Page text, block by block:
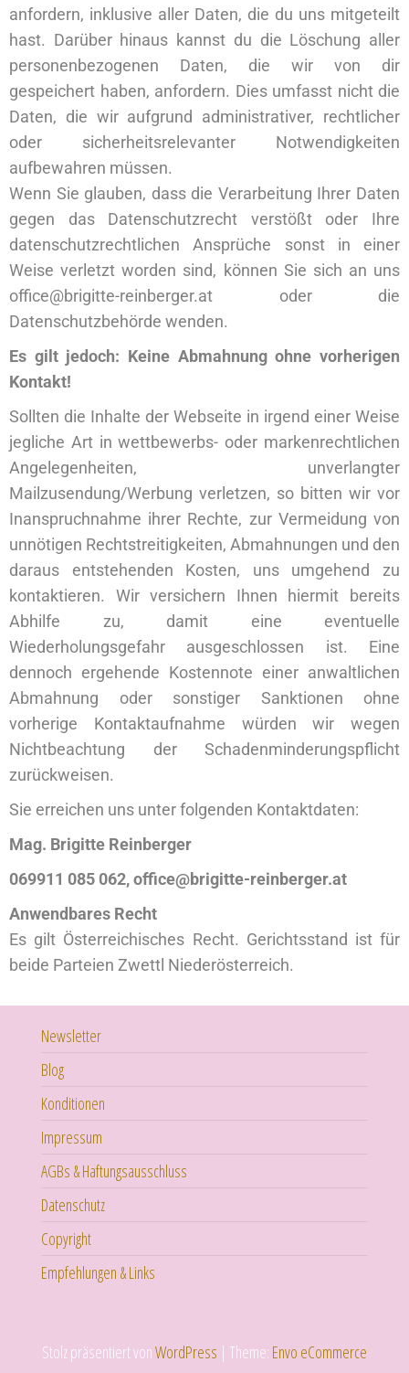
anfordern, inklusive aller Daten, die du uns mitgeteilt
hast. Darüber hinaus kannst du die Löschung aller
personenbezogenen Daten, die wir von dir
gespeichert haben, anfordern. Dies umfasst nicht die
Daten, die wir aufgrund administrativer, rechtlicher
oder sicherheitsrelevanter Notwendigkeiten
aufbewahren müssen.
Wenn Sie glauben, dass die Verarbeitung Ihrer Daten
gegen das Datenschutzrecht verstößt oder Ihre
datenschutzrechtlichen Ansprüche sonst in einer
Weise verletzt worden sind, können Sie sich an uns
office@brigitte-reinberger.at oder die
Datenschutzbehörde wenden.
Es gilt jedoch: Keine Abmahnung ohne vorherigen
Kontakt!
Sollten die Inhalte der Webseite in irgend einer Weise
jegliche Art in wettbewerbs- oder markenrechtlichen
Angelegenheiten, unverlangter
Mailzusendung/Werbung verletzen, so bitten wir vor
Inanspruchnahme ihrer Rechte, zur Vermeidung von
unnötigen Rechtstreitigkeiten, Abmahnungen und den
daraus entstehenden Kosten, uns umgehend zu
kontaktieren. Wir versichern Ihnen hiermit bereits
Abhilfe zu, damit eine eventuelle
Wiederholungsgefahr ausgeschlossen ist. Eine
dennoch ergehende Kostennote einer anwaltlichen
Abmahnung oder sonstiger Sanktionen ohne
vorherige Kontaktaufnahme würden wir wegen
Nichtbeachtung der Schadenminderungspflicht
zurückweisen.
Sie erreichen uns unter folgenden Kontaktdaten:
Mag. Brigitte Reinberger
069911 085 062, office@brigitte-reinberger.at
Anwendbares Recht
Es gilt Österreichisches Recht. Gerichtsstand ist für
beide Parteien Zwettl Niederösterreich.
Newsletter
Blog
Konditionen
Impressum
AGBs & Haftungsausschluss
Datenschutz
Copyright
Empfehlungen & Links
Stolz präsentiert vonWordPress | Theme: Envo eCommerce